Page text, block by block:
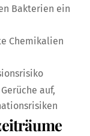
Bakterien ein
Chemikalien
auf,